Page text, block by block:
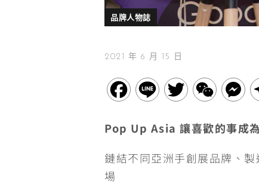
品牌人物誌
2021 年 6 月 15 日
F
c
e
L
n
e
T
i
t
W
C
h
M
s
s
Pop Up Asia 讓喜歡的事成為
鏈結不同亞洲手創展品牌、
場